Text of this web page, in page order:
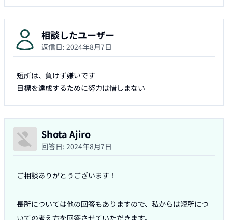
相談したユーザー
返信日: 2024年8月7日
短所は、負けず嫌いです
目標を達成するために努力は惜しまない
Shota Ajiro
回答日: 2024年8月7日
ご相談ありがとうございます！
長所については他の回答もありますので、私からは短所につ